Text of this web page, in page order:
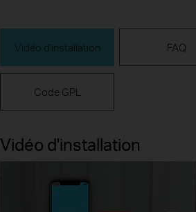
Vidéo d'installation FAQ
Code GPL
Vidéo d'installation